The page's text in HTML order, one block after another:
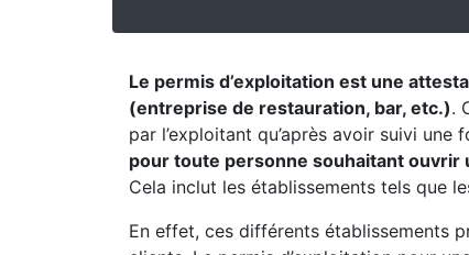
Le permis d’exploitation est une
(entreprise de restauration, bar, etc.).
par l’exploitant qu’après avoir suivi une
pour toute personne souhaitant ouvrir
Cela inclut les établissements tels que
En effet, ces différents établissements